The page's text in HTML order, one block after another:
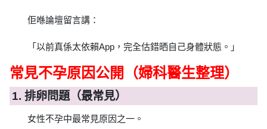
佢喺論壇留言講：
「以前真係太依賴App，完全估錯晒自己身體狀態。」
常見不孕原因公開（婦科醫生整理）
1. 排卵問題（最常見）
女性不孕中最常見原因之一。